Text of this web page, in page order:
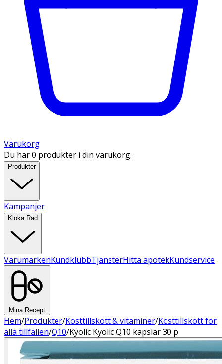
Varukorg
Du har 0 produkter i din varukorg.
Produkter
Kampanjer
Kloka Råd
VarumärkenKundklubbTjänsterHitta apotekKundservice
Mina Recept
Hem/Produkter/Kosttillskott & vitaminer/Kosttillskott för
alla tillfällen/Q10/Kyolic Kyolic Q10 kapslar 30 p